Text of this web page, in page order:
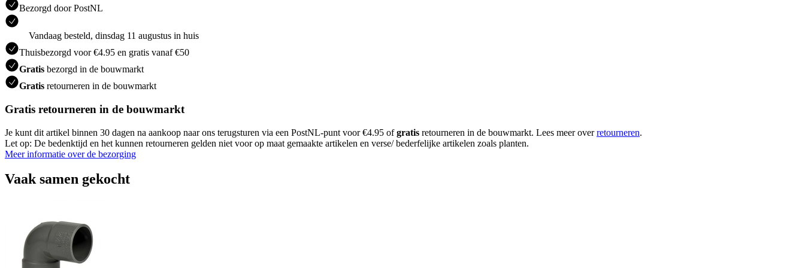
Bezorgd door PostNL
Vandaag besteld, dinsdag 11 augustus in huis
Thuisbezorgd voor €4.95 en gratis vanaf €50
Gratis bezorgd in de bouwmarkt
Gratis retourneren in de bouwmarkt
Gratis retourneren in de bouwmarkt
Je kunt dit artikel binnen 30 dagen na aankoop naar ons terugsturen via een PostNL-punt voor €4.95 ofgratis retourneren in de bouwmarkt. Lees meer overretourneren.
Let op: De bedenktijd en het kunnen retourneren gelden niet voor op maat gemaakte artikelen en verse/ bederfelijke artikelen zoals planten.
Meer informatie over de bezorging
Vaak samen gekocht